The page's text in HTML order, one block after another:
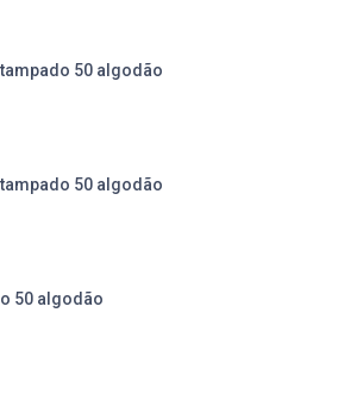
50 algodão
50 algodão
50 algodão